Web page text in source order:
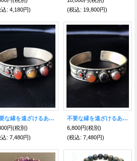
: 4,180円)
(税込: 19,800円)
不要な縁を遠ざけるあなたを護る チベット銀細工バングル D
円(税別)
: 7,480円)
不要な縁を遠ざけるあなたを護る チベット銀細工バングル C
6,800円(税別)
(税込: 7,480円)